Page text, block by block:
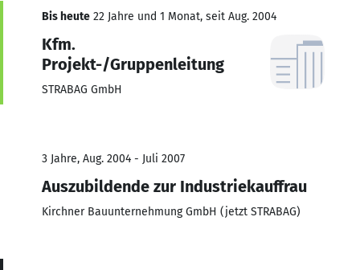
Bis heute 22 Jahre und 1 Monat, seit Aug. 2004
Kfm.
Projekt-/Gruppenleitung
STRABAG GmbH
3 Jahre, Aug. 2004 - Juli 2007
Auszubildende zur Industriekauffrau
Kirchner Bauunternehmung GmbH (jetzt STRABAG)